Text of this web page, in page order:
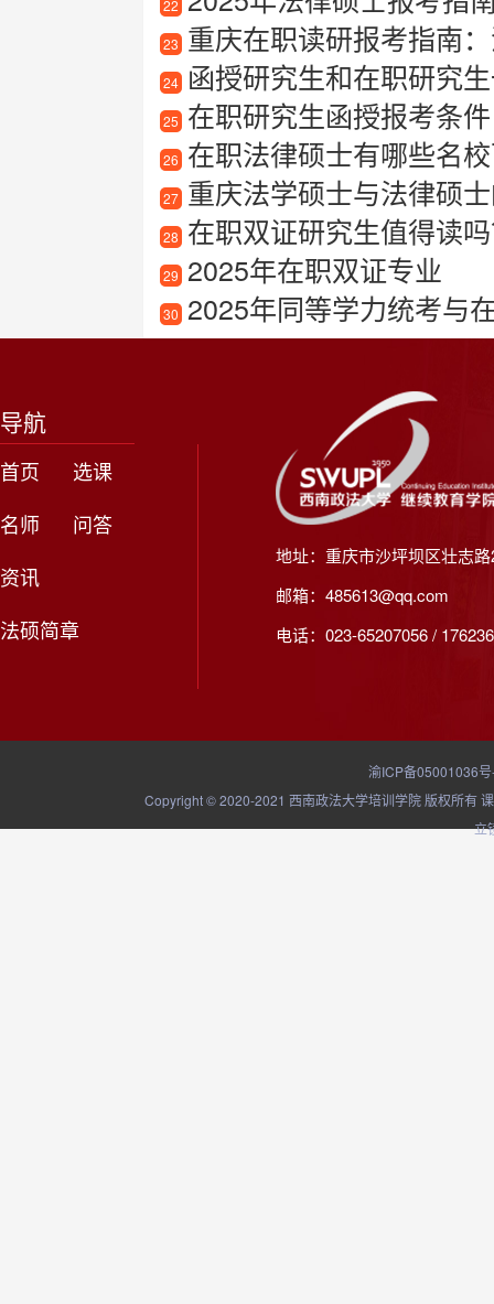
22
23 重庆在职读研报考指南
24 函授研究生和在职研究
25 在职研究生函授报考条件
26 在职法律硕士有哪些名
27 重庆法学硕士与法律硕
28 在职双证研究生值得读
29 2025年在职双证专业
30 2025年同等学力统考与
导航
首页
选课
名师
问答
资讯
法硕简章
地址：重庆市沙坪坝区壮志
邮箱：485613@qq.com
电话：023-65207056 /
渝ICP备05001036
Copyright © 2020-2021 西南政法大学培训学院 版权所有
立